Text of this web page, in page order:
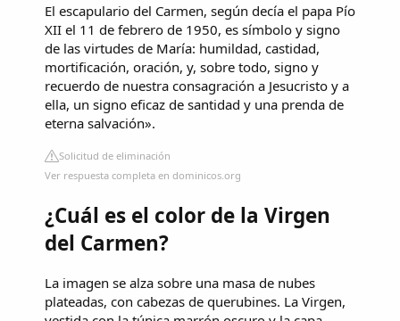
El escapulario del Carmen, según decía el papa Pío
XII el 11 de febrero de 1950, es símbolo y signo
de las virtudes de María: humildad, castidad,
mortificación, oración, y, sobre todo, signo y
recuerdo de nuestra consagración a Jesucristo y a
ella, un signo eficaz de santidad y una prenda de
eterna salvación».
Solicitud de eliminación
Ver respuesta completa en dominicos.org
¿Cuál es el color de la Virgen
del Carmen?
La imagen se alza sobre una masa de nubes
plateadas, con cabezas de querubines. La Virgen,